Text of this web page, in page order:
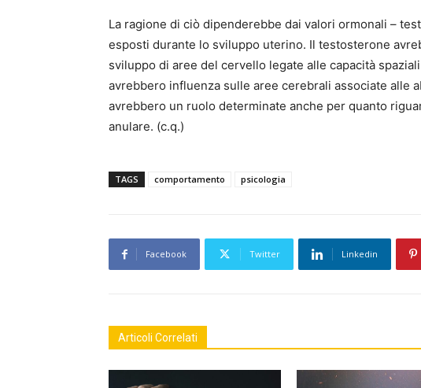
La ragione di ciò dipenderebbe dai valori ormonali –
esposti durante lo sviluppo uterino. Il testosterone
sviluppo di aree del cervello legate alle capacità
avrebbero influenza sulle aree cerebrali associate alle
avrebbero un ruolo determinate anche per quanto
anulare. (c.q.)
TAGS comportamento psicologia
Facebook Twitter Linkedin
Articoli Correlati